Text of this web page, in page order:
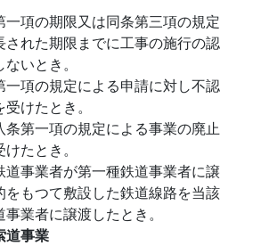
一項の期限又は同条第三項の規定
された期限までに工事の施行の認
いとき。
一項の規定による申請に対し不認
けたとき。
条第一項の規定による事業の廃止
たとき。
道事業者が第一種鉄道事業者に譲
をもつて敷設した鉄道線路を当該
業者に譲渡したとき。
事業